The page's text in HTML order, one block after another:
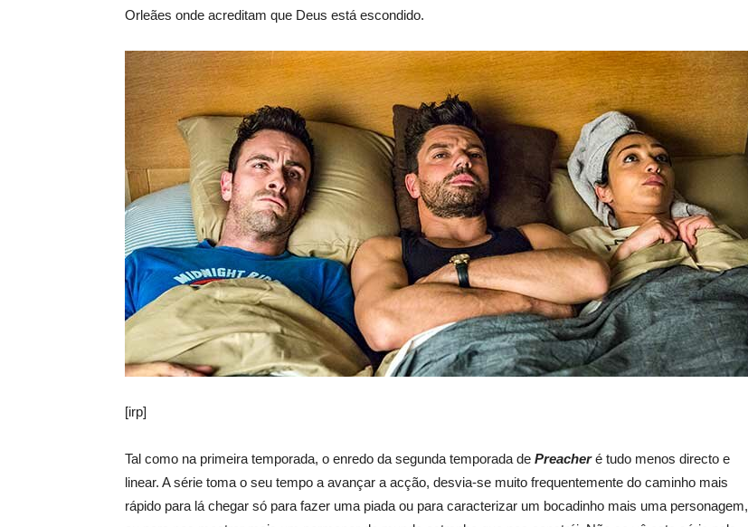
Orleães onde acreditam que Deus está escondido.
[irp]
Tal como na primeira temporada, o enredo da segunda temporada de Preacheré tudo menos directo e
linear. A série toma o seu tempo a avançar a acção, desvia-se muito frequentemente do caminho mais
rápido para lá chegar só para fazer uma piada ou para caracterizar um bocadinho mais uma personagem,